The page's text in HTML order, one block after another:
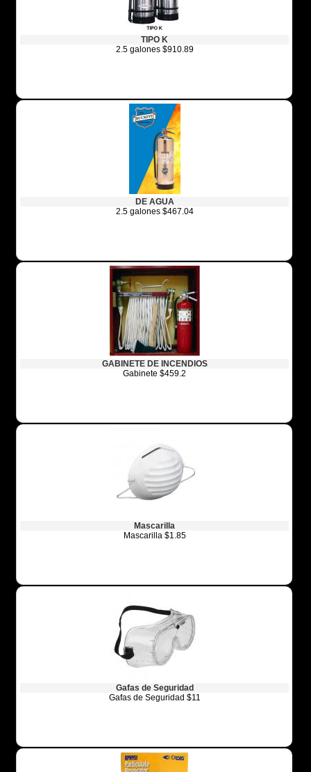
TIPO K
2.5 galones $910.89
DE AGUA
2.5 galones $467.04
GABINETE DE INCENDIOS
Gabinete $459.2
Mascarilla
Mascarilla $1.85
Gafas de Seguridad
Gafas de Seguridad $11